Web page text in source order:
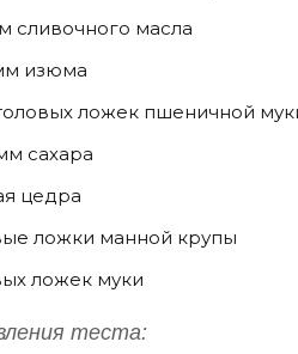
сливочного масла
изюма
ложек пшеничной
сахара
цедра
ложки манной крупы
ложек муки
теста: